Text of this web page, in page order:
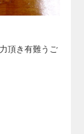
頂き有難うご